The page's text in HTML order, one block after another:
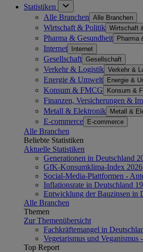
Statistiken
Alle Branchen Alle Branchen
Wirtschaft & Politik Wirtschaft
Pharma & Gesundheit Pharma
Internet Internet
Gesellschaft Gesellschaft
Verkehr & Logistik Verkehr &
Energie & Umwelt Energie &
Konsum & FMCG Konsum &
Finanzen, Versicherungen &
Metall & Elektronik Metall &
E-commerce E-commerce
Alle Branchen
Beliebte Statistiken
Aktuelle Statistiken
Generationen in Deutschland
GfK-Konsumklima-Index 2026
Social-Media-Plattformen -
Inflationsrate in Deutschland
Entwicklung der Bauzinsen in
Alle Branchen
Themen
Zur Themenübersicht
Fachkräftemangel in
Vegetarismus und Veganismus
Top Report